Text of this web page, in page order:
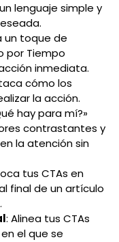
lenguaje simple y
un toque de
por Tiempo
inmediata.
cómo los
la acción.
hay para mí?»
contrastantes y
la atención sin
tus CTAs en
final de un artículo
: Alinea tus CTAs
el que se